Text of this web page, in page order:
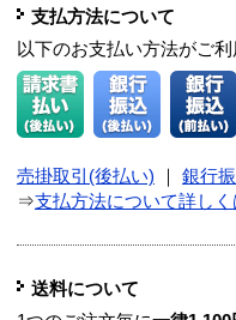
支払方法について
以下のお支払い方法がご利
売掛取引(後払い) 銀行
⇒支払方法について詳しく
送料について